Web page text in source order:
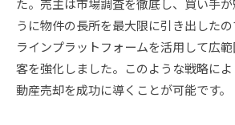
た。売主は市場調査を徹底し、買い手
うに物件の長所を最大限に引き出した
ラインプラットフォームを活用して広
客を強化しました。このような戦略に
動産売却を成功に導くことが可能です。